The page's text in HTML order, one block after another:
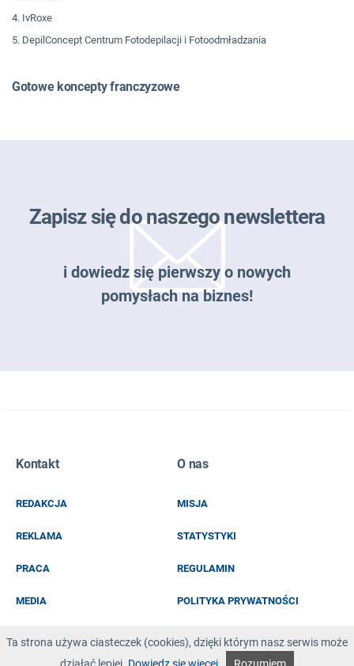
4. IvRoxe
5. DepilConcept Centrum Fotodepilacji i Fotoodmładzania
Gotowe koncepty franczyzowe
Zapisz się do naszego newslettera
i dowiedz się pierwszy o nowych
pomysłach na biznes!
EMAIL
Kontakt
REDAKCJA
REKLAMA
PRACA
MEDIA
O nas
MISJA
STATYSTYKI
REGULAMIN
POLITYKA PRYWATNOŚCI
Ta strona używa ciasteczek (cookies), dzięki którym nasz serwis może